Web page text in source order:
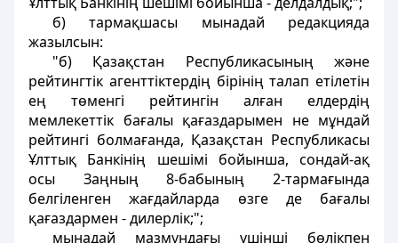
б) тармақшасы мынадай редакцияда
жазылсын:
"б) Қазақстан Республикасының және
рейтингтік агенттіктердің бірінің талап етілетін
ең төменгі рейтингін алған елдердің
мемлекеттік бағалы қағаздарымен не мұндай
рейтингі болмағанда, Қазақстан Республикасы
Ұлттық Банкінің шешімі бойынша, сондай-ақ
осы Заңның 8-бабының 2-тармағында
белгіленген жағдайларда өзге де бағалы
қағаздармен - дилерлік;";
мынадай мазмұндағы үшінші бөлікпен